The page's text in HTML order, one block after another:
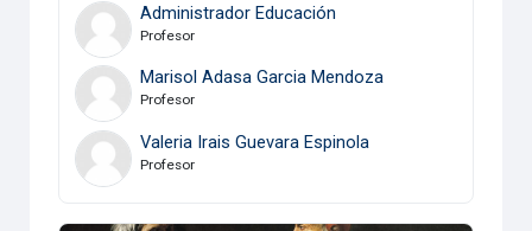
Administrador Educación
Profesor
Marisol Adasa Garcia Mendoza
Profesor
Valeria Irais Guevara Espinola
Profesor